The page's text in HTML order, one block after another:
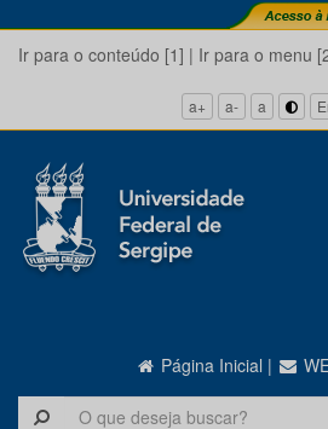
Ir para o conteúdo [1] | Ir para o menu
a+ a- a
Página Inicial |